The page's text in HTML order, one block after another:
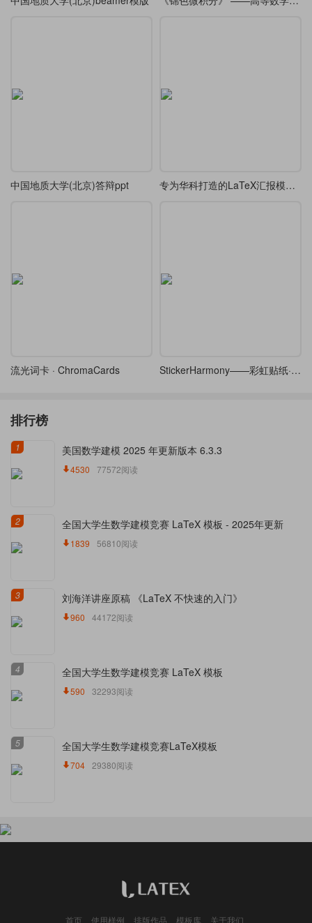
中国地质大学(北京)答辩ppt 专为华科打造的LaTeX汇报模板，开题/答辩通用
流光词卡 · ChromaCards StickerHarmony——彩虹贴纸·Beamer
排行榜
1 美国数学建模 2025 年更新版本 6.3.3
4530 77572阅读
2 全国大学生数学建模竞赛 LaTeX 模板 - 2025年更新
1839 56810阅读
3 刘海洋讲座原稿 《LaTeX 不快速的入门》
960 44172阅读
4 全国大学生数学建模竞赛 LaTeX 模板
590 32293阅读
5 全国大学生数学建模竞赛LaTeX模板
704 29380阅读
首页 使用样例 排版作品 模板库 关于我们